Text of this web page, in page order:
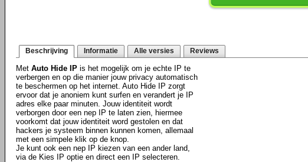
Beschrijving Informatie Alle versies Reviews
Met Auto Hide IP is het mogelijk om je echte IP te
verbergen en op die manier jouw privacy automatisch
te beschermen op het internet. Auto Hide IP zorgt
ervoor dat je anoniem kunt surfen en verandert je IP
adres elke paar minuten. Jouw identiteit wordt
verborgen door een nep IP te laten zien, hiermee
voorkomt dat jouw identiteit word gestolen en dat
hackers je systeem binnen kunnen komen, allemaal
met een simpele klik op de knop.
Je kunt ook een nep IP kiezen van een ander land,
via de Kies IP optie en direct een IP selecteren.